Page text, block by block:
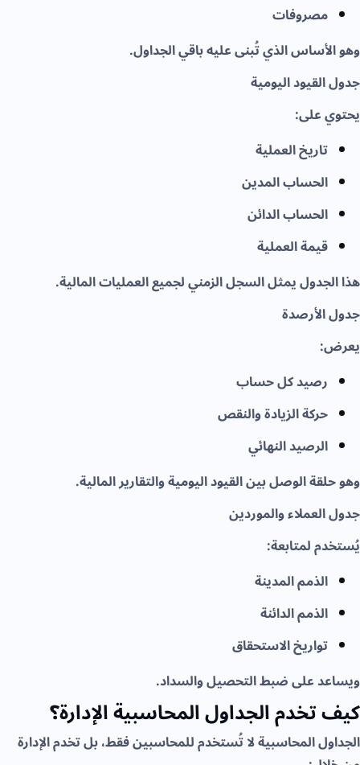
مصروفات
وهو الأساس الذي تُبنى عليه باقي الجداول.
جدول القيود اليومية
يحتوي على:
تاريخ العملية
الحساب المدين
الحساب الدائن
قيمة العملية
هذا الجدول يمثل السجل الزمني لجميع العمليات المالية.
جدول الأرصدة
يعرض:
رصيد كل حساب
حركة الزيادة والنقص
الرصيد النهائي
وهو حلقة الوصل بين القيود اليومية والتقارير المالية.
جدول العملاء والموردين
يُستخدم لمتابعة:
الذمم المدينة
الذمم الدائنة
تواريخ الاستحقاق
ويساعد على ضبط التحصيل والسداد.
كيف تخدم الجداول المحاسبية الإدارة؟
الجداول المحاسبية لا تُستخدم للمحاسبين فقط، بل تخدم الإدارة